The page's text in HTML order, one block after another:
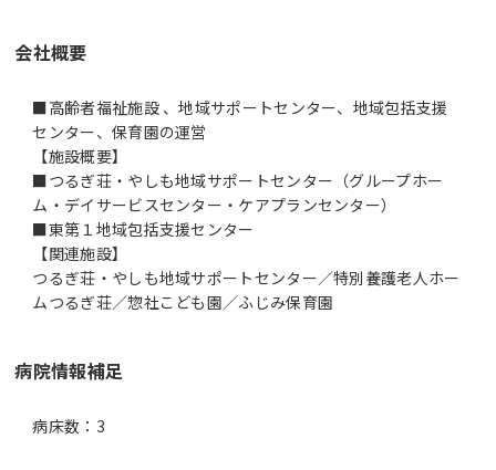
会社概要
■高齢者福祉施設 、地域サポートセンター、地域包括支援
センター、保育園の運営
【施設概要】
■つるぎ荘・やしも地域サポートセンター（グループホー
ム・デイサービスセンター・ケアプランセンター）
■東第１地域包括支援センター
【関連施設】
つるぎ荘・やしも地域サポートセンター／特別養護老人ホー
ムつるぎ荘／惣社こども園／ふじみ保育園
病院情報補足
病床数：3